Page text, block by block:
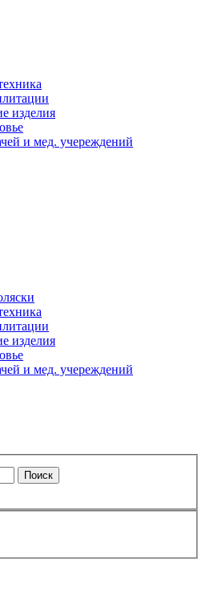
изделия
и мед. учереждений
изделия
и мед. учереждений
Поиск